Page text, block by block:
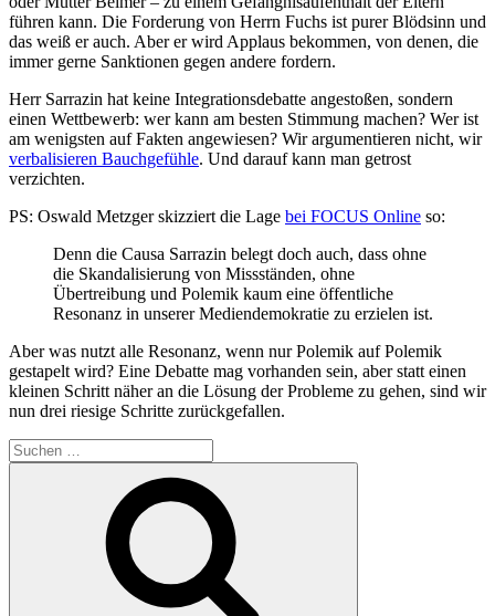
führen kann. Die Forderung von Herrn Fuchs ist purer Blödsinn und
das weiß er auch. Aber er wird Applaus bekommen, von denen, die
immer gerne Sanktionen gegen andere fordern.
Herr Sarrazin hat keine Integrationsdebatte angestoßen, sondern
einen Wettbewerb: wer kann am besten Stimmung machen? Wer ist
am wenigsten auf Fakten angewiesen? Wir argumentieren nicht, wir
verbalisieren Bauchgefühle. Und darauf kann man getrost
verzichten.
PS: Oswald Metzger skizziert die Lage bei FOCUS Online so:
Denn die Causa Sarrazin belegt doch auch, dass ohne
die Skandalisierung von Missständen, ohne
Übertreibung und Polemik kaum eine öffentliche
Resonanz in unserer Mediendemokratie zu erzielen ist.
Aber was nutzt alle Resonanz, wenn nur Polemik auf Polemik
gestapelt wird? Eine Debatte mag vorhanden sein, aber statt einen
kleinen Schritt näher an die Lösung der Probleme zu gehen, sind wir
nun drei riesige Schritte zurückgefallen.
Suche
nach: